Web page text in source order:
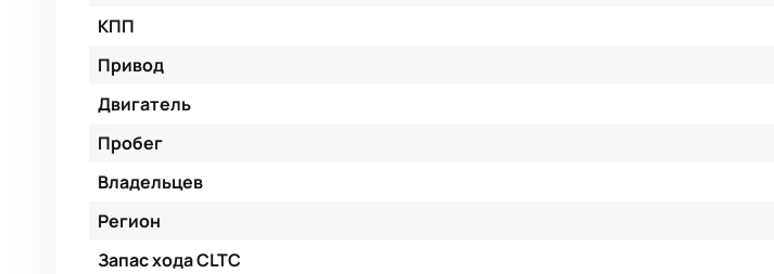
КПП
Привод
Двигатель
Пробег
Владельцев
Регион
Запас хода CLTC